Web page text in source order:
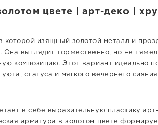
цвете | арт-деко |
изящный золотой металл и
выглядит торжественно, но не
композицию. Этот вариант идеально
статуса и мягкого вечернего
в себе выразительную пластику
арматура в золотом цвете